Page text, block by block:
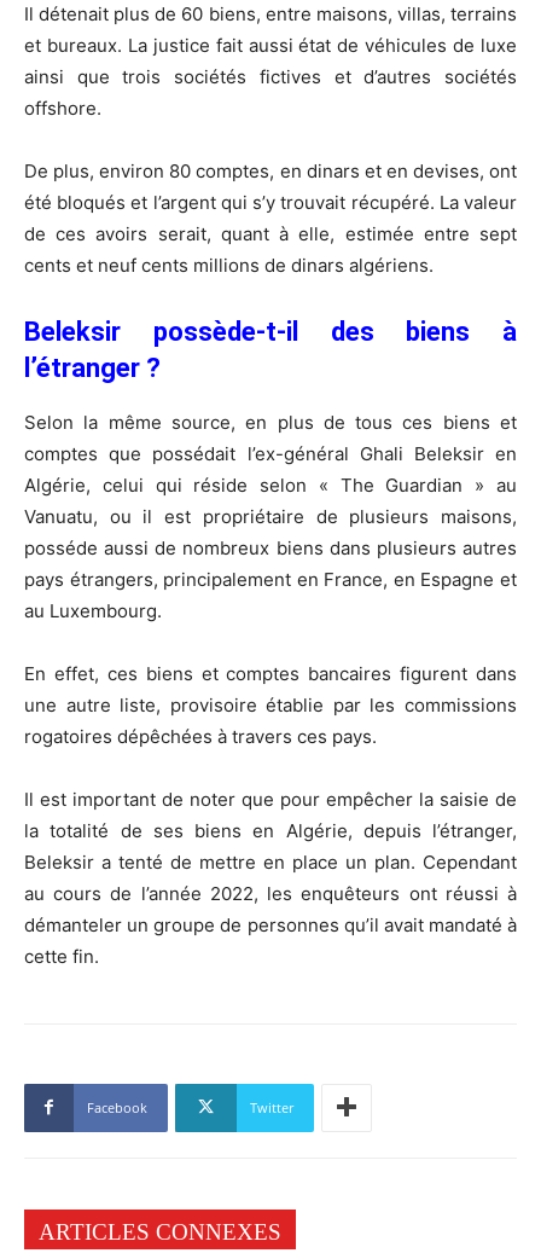
Il détenait plus de 60 biens, entre maisons, villas, terrains
et bureaux. La justice fait aussi état de véhicules de luxe
ainsi que trois sociétés fictives et d’autres sociétés
offshore.
De plus, environ 80 comptes, en dinars et en devises, ont
été bloqués et l’argent qui s’y trouvait récupéré. La valeur
de ces avoirs serait, quant à elle, estimée entre sept
cents et neuf cents millions de dinars algériens.
Beleksir possède-t-il des biens à
l’étranger ?
Selon la même source, en plus de tous ces biens et
comptes que possédait l’ex-général Ghali Beleksir en
Algérie, celui qui réside selon « The Guardian » au
Vanuatu, ou il est propriétaire de plusieurs maisons,
posséde aussi de nombreux biens dans plusieurs autres
pays étrangers, principalement en France, en Espagne et
au Luxembourg.
En effet, ces biens et comptes bancaires figurent dans
une autre liste, provisoire établie par les commissions
rogatoires dépêchées à travers ces pays.
Il est important de noter que pour empêcher la saisie de
la totalité de ses biens en Algérie, depuis l’étranger,
Beleksir a tenté de mettre en place un plan. Cependant
au cours de l’année 2022, les enquêteurs ont réussi à
démanteler un groupe de personnes qu’il avait mandaté à
cette fin.
Facebook Twitter
ARTICLES CONNEXES